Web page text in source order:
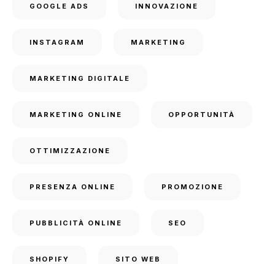
GOOGLE ADS INNOVAZIONE
INSTAGRAM MARKETING
MARKETING DIGITALE
MARKETING ONLINE OPPORTUNITÀ
OTTIMIZZAZIONE
PRESENZA ONLINE PROMOZIONE
PUBBLICITÀ ONLINE SEO
SHOPIFY SITO WEB